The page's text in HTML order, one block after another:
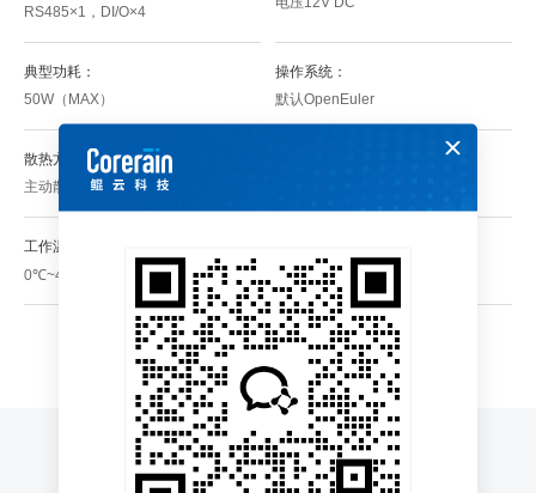
RS485×1，DI/O×4
典型功耗：
50W（MAX）
操作系统：
默认OpenEuler
散热方式：
主动散热
工作温度：：
0℃~45℃
20%~80%RH无凝结